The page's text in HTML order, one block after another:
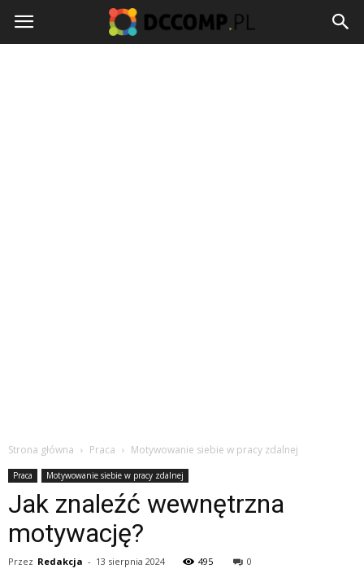
Strona główna Praca Motywowanie siebie w pracy zdalnej
Praca Motywowanie siebie w pracy zdalnej
Jak znaleźć wewnętrzna
motywację?
Przez Redakcja - 13 sierpnia 2024 495 0